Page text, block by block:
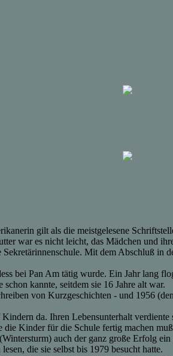
gilt als die meistgelesene
war es nicht leicht, das Mädchen und
Mit dem Abschluß in
bei Pan Am tätig wurde. Ein Jahr lang
kannte, seitdem sie 16 Jahre alt war.
von Kurzgeschichten - und 1956
da. Ihren Lebensunterhalt
die Kinder für die Schule fertig machen
auch der ganz große Erfolg
die sie selbst bis 1979 besucht hatte.